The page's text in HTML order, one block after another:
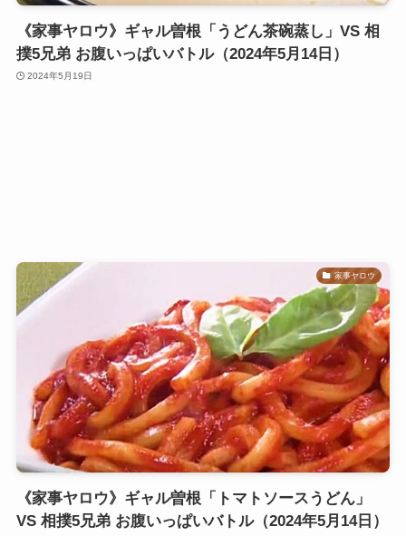
《家事ヤロウ》ギャル曽根「うどん茶碗蒸し」VS 相
撲5兄弟 お腹いっぱいバトル（2024年5月14日）
2024年5月19日
家事ヤロウ
《家事ヤロウ》ギャル曽根「トマトソースうどん」
VS 相撲5兄弟 お腹いっぱいバトル（2024年5月14日）